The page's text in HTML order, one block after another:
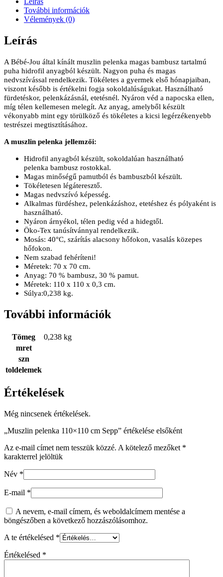
További információk
Vélemények (0)
Leírás
A Bébé-Jou által kínált muszlin pelenka magas bambusz tartalmú
puha hidrofil anyagból készült. Nagyon puha és magas
nedvszívással rendelkezik. Tökéletes a gyermek első hónapjaiban,
viszont később is értékelni fogja sokoldalúságukat. Használható
fürdetéskor, pelenkázásnál, etetésnél. Nyáron véd a napocska ellen,
míg télen kellemesen melegít. Az anyag, amelyből készült
vékonyabb mint egy törülköző és tökéletes a kicsi legérzékenyebb
testrészei megtisztításához.
A muszlin pelenka jellemzői:
Hidrofil anyagból készült, sokoldalúan használható
pelenka bambusz rostokkal.
Magas minőségű pamutból és bambuszból készült.
Tökéletesen légáteresztő.
Magas nedvszívó képesség.
Alkalmas fürdéshez, pelenkázáshoz, etetéshez és pólyaként is
használható.
Nyáron árnyékol, télen pedig véd a hidegtől.
Öko-Tex tanúsítvánnyal rendelkezik.
Mosás: 40°C, szárítás alacsony hőfokon, vasalás közepes
hőfokon.
Nem szabad fehéríteni!
Méretek: 70 x 70 cm.
Anyag: 70 % bambusz, 30 % pamut.
Méretek: 110 x 110 x 0,3 cm.
Súlya:0,238 kg.
További információk
Tömeg
0,238 kg
mret
szn
toldelemek
Értékelések
Még nincsenek értékelések.
„Muszlin pelenka 110×110 cm Sepp” értékelése elsőként
Az e-mail címet nem tesszük közzé. A kötelező mezőket *
karakterrel jelöltük
Név *
E-mail *
A nevem, e-mail címem, és weboldalcímem mentése a
böngészőben a következő hozzászólásomhoz.
A te értékelésed *
Értékelésed *